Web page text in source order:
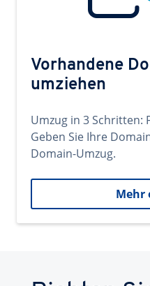
Vorhandene
umziehen
Umzug in 3 Schritten:
Geben Sie Ihre
Domain-Umzug.
Mehr